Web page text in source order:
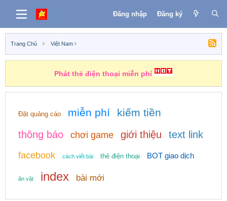
Đăng nhập Đăng ký
Trang Chủ Việt Nam
Phát thẻ điện thoại miễn phí
Đặt quảng cáo miễn phí kiếm tiền
thông báo chơi game giới thiệu text link
facebook cách viết bài thẻ điện thoại BOT giao dịch
ăn vặt index bài mới